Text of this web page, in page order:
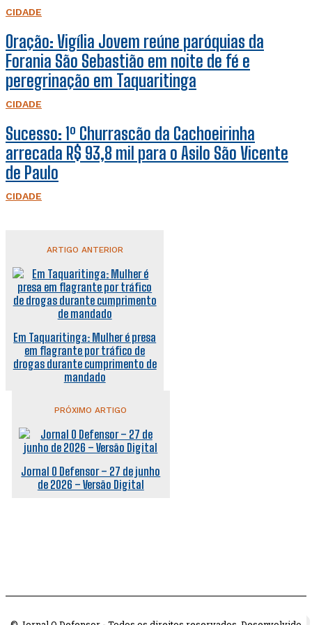
CIDADE
Oração: Vigília Jovem reúne paróquias da
Forania São Sebastião em noite de fé e
peregrinação em Taquaritinga
CIDADE
Sucesso: 1º Churrascão da Cachoeirinha
arrecada R$ 93,8 mil para o Asilo São Vicente
de Paulo
CIDADE
ARTIGO ANTERIOR
Em Taquaritinga: Mulher é presa
em flagrante por tráfico de
drogas durante cumprimento de
mandado
PRÓXIMO ARTIGO
Jornal O Defensor – 27 de junho
de 2026 – Versão Digital